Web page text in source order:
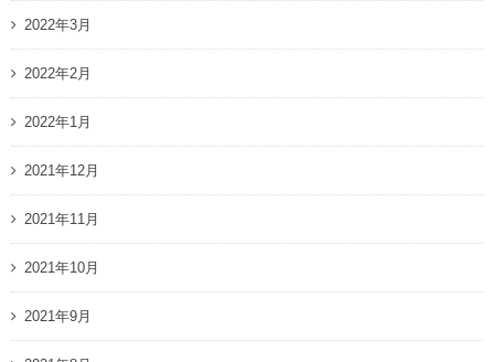
2022年3月
2022年2月
2022年1月
2021年12月
2021年11月
2021年10月
2021年9月